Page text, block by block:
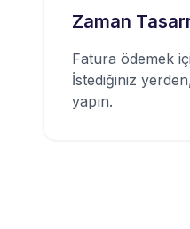
Zaman
Fatura ödemek
İstediğiniz
yapın.